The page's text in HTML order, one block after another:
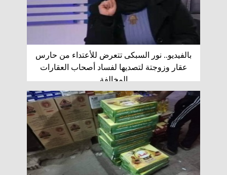
بالفيديو.. نور السبكى تتعرض للأعتداء من حارس
عقار وزوجتة لتصديها لفساد أصحاب العقارات
المخالفة